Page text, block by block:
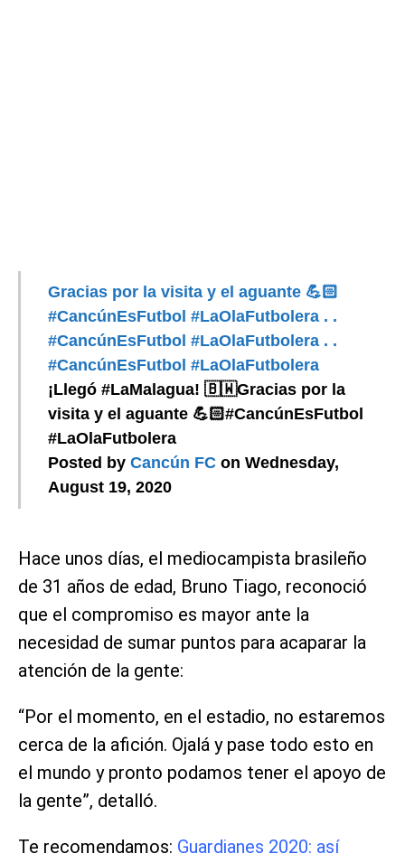
Gracias por la visita y el aguante 💪🏻
#CancúnEsFutbol #LaOlaFutbolera . .
#CancúnEsFutbol #LaOlaFutbolera . .
#CancúnEsFutbol #LaOlaFutbolera
¡Llegó #LaMalagua! 🇧🇼Gracias por la
visita y el aguante 💪🏻#CancúnEsFutbol
#LaOlaFutbolera
Posted by Cancún FC on Wednesday,
August 19, 2020
Hace unos días, el mediocampista brasileño
de 31 años de edad, Bruno Tiago, reconoció
que el compromiso es mayor ante la
necesidad de sumar puntos para acaparar la
atención de la gente:
“Por el momento, en el estadio, no estaremos
cerca de la afición. Ojalá y pase todo esto en
el mundo y pronto podamos tener el apoyo de
la gente”, detalló.
Te recomendamos: Guardianes 2020: así